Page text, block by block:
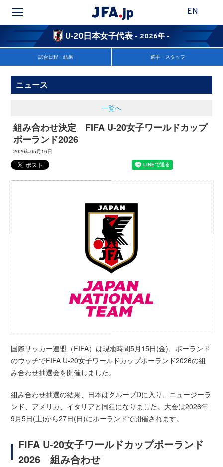
EN
U-20日本女子代表 - 2026年 -
試合日程・結果 選手・スタッフ
ニュース
一覧へ
組み合わせ決定 FIFA U-20女子ワールドカップ
ポーランド2026
2026年05月16日
国際サッカー連盟（FIFA）は現地時間5月15日(金)、ポーランド
のウッチでFIFA U-20女子ワールドカップポーランド2026の組
み合わせ抽選会を開催しました。
組み合わせ抽選の結果、日本はグループDに入り、ニュージーラ
ンド、アメリカ、イタリアと同組になりました。大会は2026年
9月5日(土)から27日(日)にポーランドで開催されます。
FIFA U-20女子ワールドカップポーランド
2026 組み合わせ